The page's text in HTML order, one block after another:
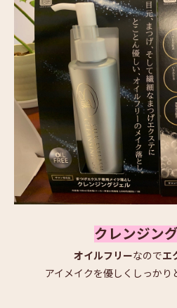
クレンジン
オイルフリーなのでエ
アイメイクを優しくしっかり